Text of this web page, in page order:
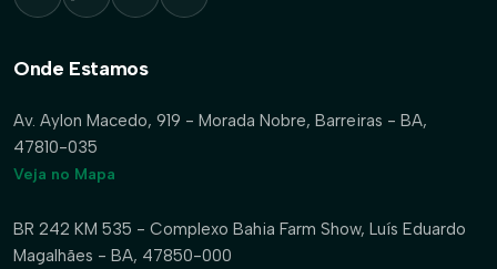
Onde Estamos
Av. Aylon Macedo, 919 - Morada Nobre, Barreiras - BA,
47810-035
Veja no Mapa
BR 242 KM 535 - Complexo Bahia Farm Show, Luís Eduardo
Magalhães - BA, 47850-000